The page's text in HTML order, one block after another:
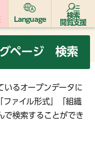
Language
検索
閲覧支援
グページ 検索
いるオープンデータに
ファイル形式」「組織
で検索することができ